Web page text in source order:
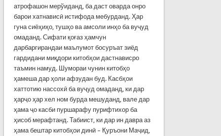
атрофашон мерўиданд, ба даст оварда онро
барои хатнависӣ истифода ме­бурданд. Ҳар
гуна сиёҳиҳо, тушҳо ва амсоли инҳо ба вуҷуд
омаданд. Сифати қоғаз ҳамчун
дарбаргирандаи маълумот босуръат зиёд
гардидани миқдори китобҳои дастнависро
таъмин намуд. Шумораи чунин китобҳо
ҳамеша дар ҳоли афзудан буд. Касбҳои
хаттотию нассохӣ ба вуҷуд омаданд, ки дар
ҳарҷо ҳар хел ном бурда мешуданд, вале дар
ҳама ҷо касби пуршарафу пурифти­хор ба
ҳисоб мерафтанд. Табиист, ки дар ин давра аз
ҳама бештар китобҳои динӣ – Қуръони Маҷид,